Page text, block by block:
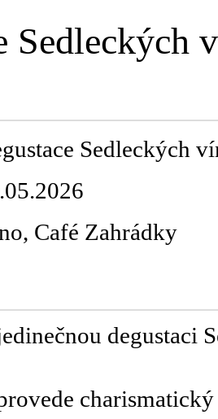
Sedleckých
Sedleckých
Café Zahrádky
degustaci